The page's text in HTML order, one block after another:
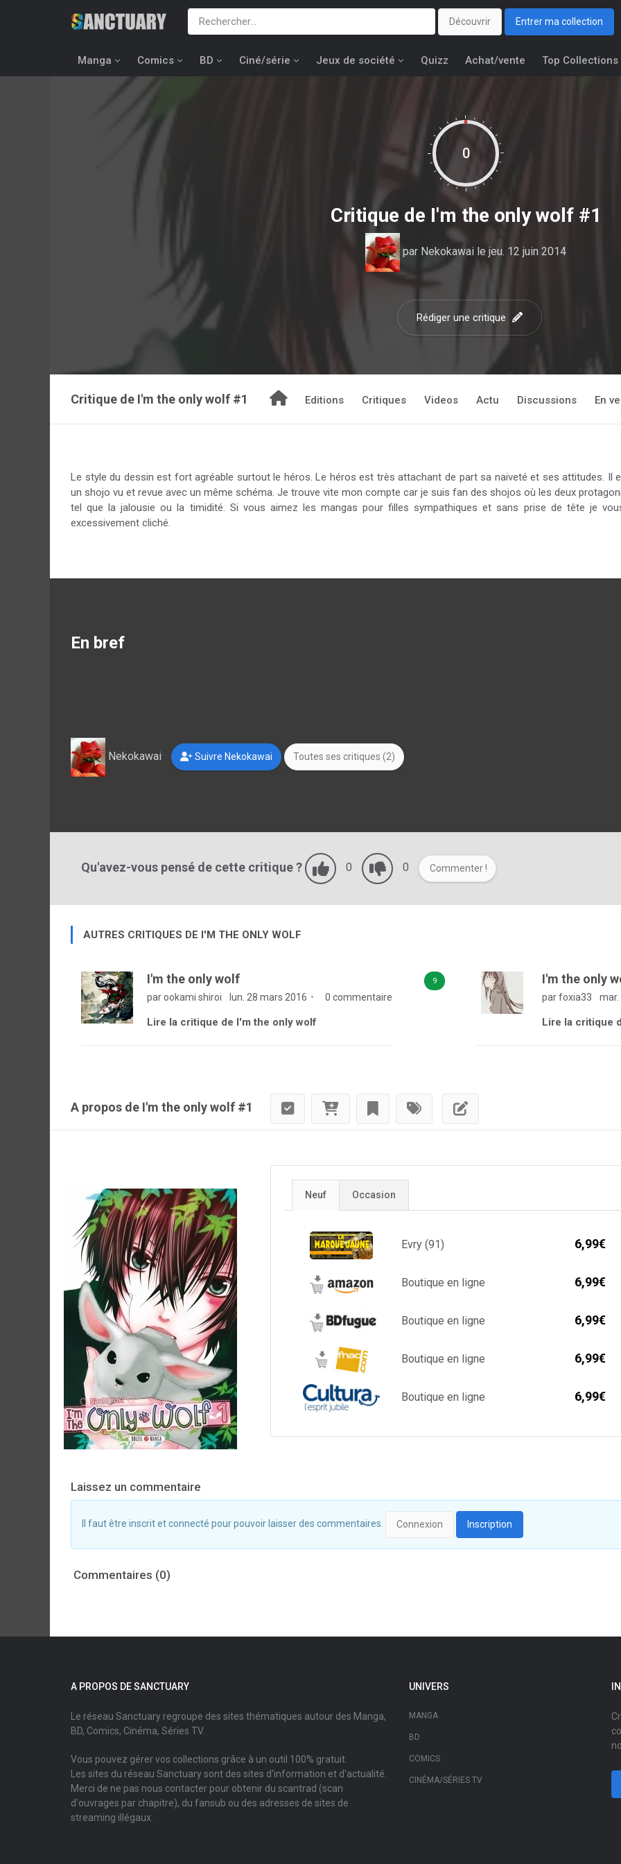
Découvrir Entrer ma collection
Manga Comics BD Ciné/série Jeux de société Quizz Achat/vente Top Collections
0
Critique de I'm the only wolf #1
par Nekokawai le jeu. 12 juin 2014
Rédiger une critique
Critique de I'm the only wolf #1 Editions Critiques Videos Actu Discussions En
Le style du dessin est fort agréable surtout le héros. Le héros est très attachant de part sa naiveté et ses attitudes. Il
un shojo vu et revue avec un même schéma. Je trouve vite mon compte car je suis fan des shojos où les deux
tel que la jalousie ou la timidité. Si vous aimez les mangas pour filles sympathiques et sans prise de tête je
excessivement cliché.
En bref
Nekokawai Suivre Nekokawai Toutes ses critiques (2)
Qu'avez-vous pensé de cette critique ? 0 0 Commenter !
AUTRES CRITIQUES DE I'M THE ONLY WOLF
9
I'm the only wolf
par ookami shiroi lun. 28 mars 2016 0 commentaire
Lire la critique de I'm the only wolf
I'm the only
par foxia33 mar.
Lire la critique
A propos de I'm the only wolf #1
Neuf Occasion
Evry (91) 6,99€
Boutique en ligne 6,99€
Boutique en ligne 6,99€
Boutique en ligne 6,99€
Boutique en ligne 6,99€
Laissez un commentaire
Il faut être inscrit et connecté pour pouvoir laisser des commentaires. Connexion Inscription
Commentaires (0)
A PROPOS DE SANCTUARY
Le réseau Sanctuary regroupe des sites thématiques autour des Manga,
BD, Comics, Cinéma, Séries TV.
Vous pouvez gérer vos collections grâce à un outil 100% gratuit.
Les sites du réseau Sanctuary sont des sites d'information et d'actualité.
Merci de ne pas nous contacter pour obtenir du scantrad (scan
d'ouvrages par chapitre), du fansub ou des adresses de sites de
streaming illégaux.
UNIVERS
MANGA
BD
COMICS
CINÉMA/SÉRIES TV